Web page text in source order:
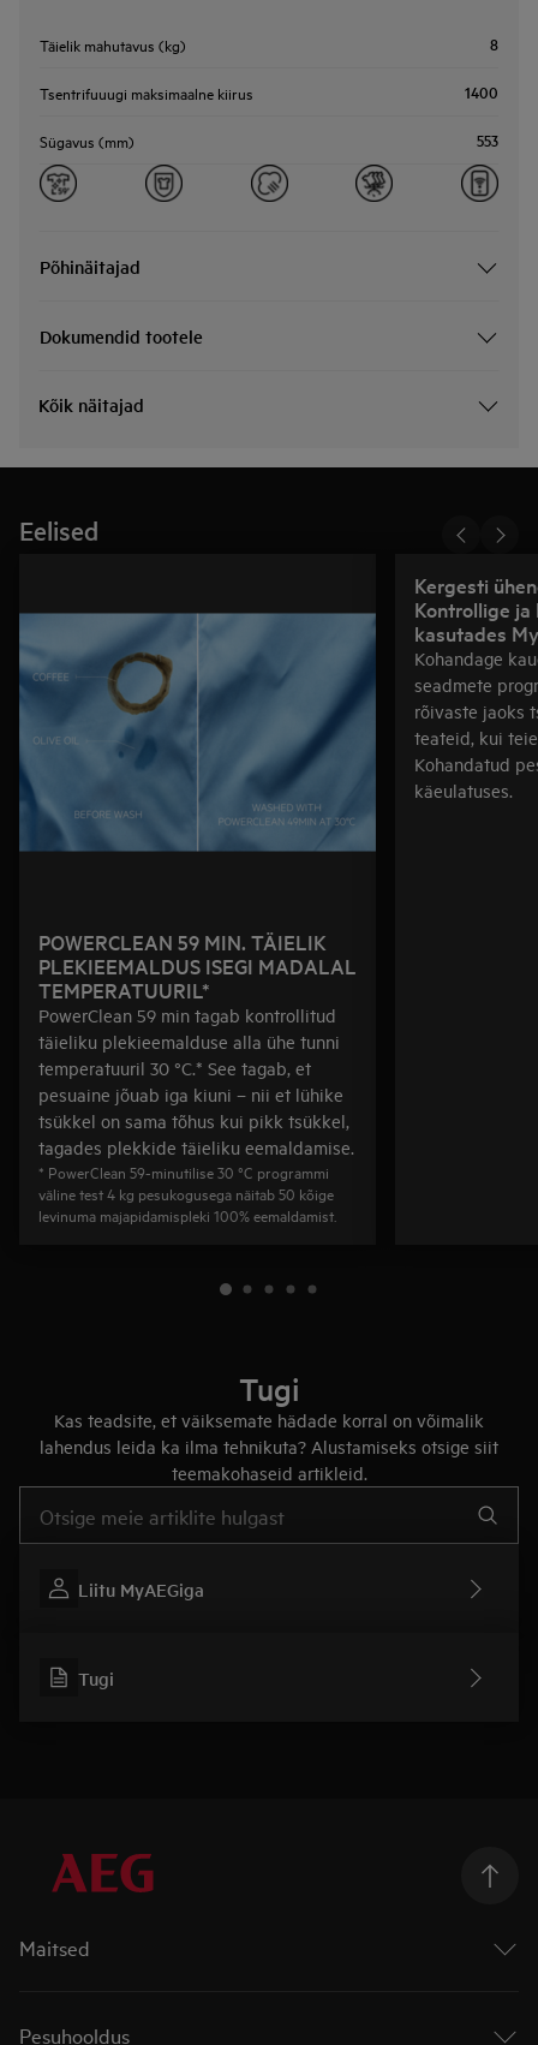
Täielik mahutavus (kg) 8
Tsentrifuuugi maksimaalne kiirus 1400
Sügavus (mm) 553
Põhinäitajad
Dokumendid tootele
Kõik näitajad
Eelised
POWERCLEAN 59 MIN. TÄIELIK
PLEKIEEMALDUS ISEGI MADALAL
TEMPERATUURIL*
PowerClean 59 min tagab kontrollitud
täieliku plekieemalduse alla ühe tunni
temperatuuril 30 °C.* See tagab, et
pesuaine jõuab iga kiuni – nii et lühike
tsükkel on sama tõhus kui pikk tsükkel,
tagades plekkide täieliku eemaldamise.
* PowerClean 59-minutilise 30 °C programmi
väline test 4 kg pesukogusega näitab 50 kõige
levinuma majapidamispleki 100% eemaldamist.
Kergesti
Kontrollige
kasutades
Kohandage
seadmete
rõivaste jaoks
teateid, kui
Kohandatud
käeulatuses.
Tugi
Kas teadsite, et väiksemate hädade korral on võimalik
lahendus leida ka ilma tehnikuta? Alustamiseks otsige siit
teemakohaseid artikleid.
Liitu MyAEGiga
Tugi
Maitsed
Pliidiplaadid
Pesuhooldus